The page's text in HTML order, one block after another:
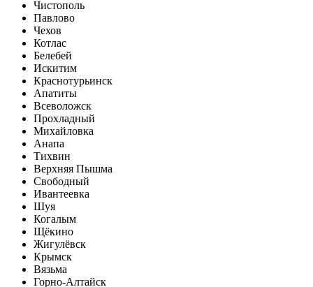
Чистополь
Павлово
Чехов
Котлас
Белебей
Искитим
Краснотурьинск
Апатиты
Всеволожск
Прохладный
Михайловка
Анапа
Тихвин
Верхняя Пышма
Свободный
Ивантеевка
Шуя
Когалым
Щёкино
Жигулёвск
Крымск
Вязьма
Горно-Алтайск